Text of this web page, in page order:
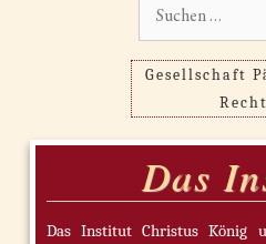
Gesellschaft
Das
Das Institut Christus König